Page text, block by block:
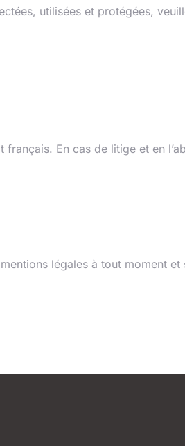
utilisées et protégées,
En cas de litige et en
légales à tout moment